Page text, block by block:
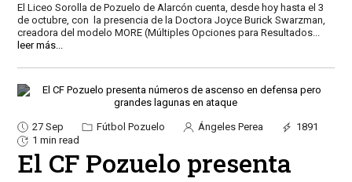
El Liceo Sorolla de Pozuelo de Alarcón cuenta, desde hoy hasta el 3
de octubre, con la presencia de la Doctora Joyce Burick Swarzman,
creadora del modelo MORE (Múltiples Opciones para Resultados...
leer más...
27 Sep Fútbol Pozuelo Ángeles Perea
1891
1 min read
El CF Pozuelo presenta